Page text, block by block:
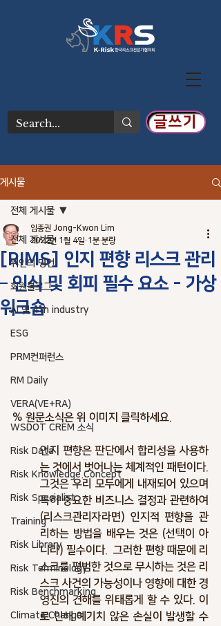
글쓰기
게시물
전체 게시물
위인의 명언
회원블로그
AI 및 4th industry
ESG
PRM컨퍼런스
RM Daily
VERA(VE+RA)
WSDOT CREM 소식
Risk Data
Risk Knowledge.Concept
Risk Specialist
Training
Risk Library
Risk Terminology
Risk Benchmarking
Climate Change
전체 게시물
[RIMS] 인지 편향 리스크 관리
– 인식 및 회피 필수 요소 - 가상
워크숍
임종권 Jong-Kwon Lim
2022년 1월 4일 1분 분량
% 원문소식은 위 이미지 클릭하세요.
인지 편향은 판단에서 합리성을 사용하
는 것에서 벗어나는 체계적인 패턴이다.
그것은 우리 모두에게 내재되어 있으며
특히 중요한 비즈니스 결정과 관련하여
(리스크관리자라면) 인지적 편향을 관
리하는 방법을 배우는 것은 (선택이 아
니라) 필수이다.  그러한 편향 때문에 리
스크를 평범한 것으로 무시하는 것은 리
스크 사건의 가능성이나 영향에 대한 경
영진의 견해를 위태롭게 할 수 있다. 이
로 인해 예기치 않은 손실이 발생할 수